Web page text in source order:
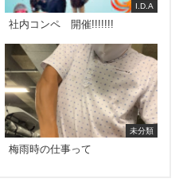
I.D.A
社内コンペ 開催!!!!!!!
未分類
梅雨時の仕事って